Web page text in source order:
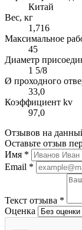
Китай
Вес, кг
1,716
Максимальное
45
Диаметр
1 5/8
Ø проходного
33,0
Коэффициент kv
97,0
Отзывов на
Оставьте отзыв
Имя *
Email *
Текст отзыва *
Оценка